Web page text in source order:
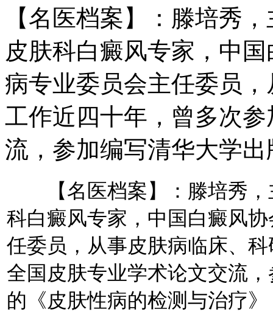
【名医档案】：滕培秀
皮肤科白癜风专家，中
病专业委员会主任委员
工作近四十年，曾多次
流，参加编写清华大学
【名医档案】：滕培秀，
科白癜风专家，中国白癜风
任委员，从事皮肤病临床、
全国皮肤专业学术论文交流
的《皮肤性病的检测与治疗